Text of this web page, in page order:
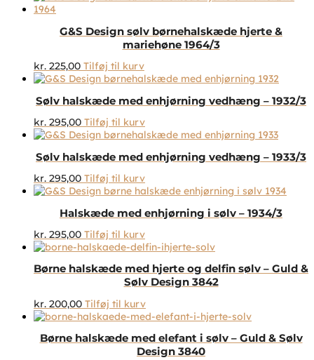
G&S Design sølv børnehalskæde hjerte &
mariehøne 1964/3
kr. 225,00 Tilføj til kurv
Sølv halskæde med enhjørning vedhæng – 1932/3
kr. 295,00 Tilføj til kurv
Sølv halskæde med enhjørning vedhæng – 1933/3
kr. 295,00 Tilføj til kurv
Halskæde med enhjørning i sølv – 1934/3
kr. 295,00 Tilføj til kurv
Børne halskæde med hjerte og delfin sølv – Guld &
Sølv Design 3842
kr. 200,00 Tilføj til kurv
Børne halskæde med elefant i sølv – Guld & Sølv
Design 3840